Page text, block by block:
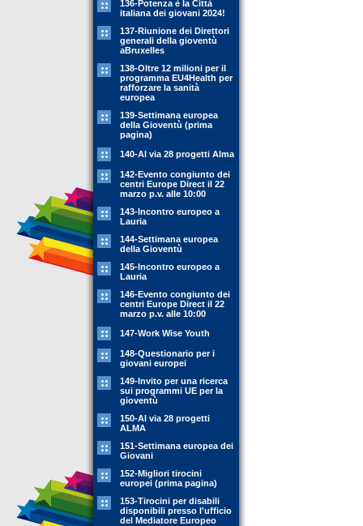
136-Potenza è la Città
italiana dei giovani 2024!
137-Riunione dei Direttori
generali della gioventù
aBruxelles
138-Oltre 12 milioni per il
programma EU4Health per
rafforzare la sanità
europea
139-Settimana europea
della Gioventù (prima
pagina)
140-Al via 28 progetti Alma
142-Evento congiunto dei
centri Europe Direct il 22
marzo p.v. alle 10:00
143-Incontro europeo a
Lauria
144-Settimana europea
della Gioventù
145-Incontro europeo a
Lauria
146-Evento congiunto dei
centri Europe Direct il 22
marzo p.v. alle 10:00
147-Work Wise Youth
148-Questionario per i
giovani europei
149-Invito per una ricerca
sui programmi UE per la
gioventù
150-Al via 28 progetti
ALMA
151-Settimana europea dei
Giovani
152-Migliori tirocini
europei (prima pagina)
153-Tirocini per disabili
disponibili presso l'ufficio
del Mediatore Europeo